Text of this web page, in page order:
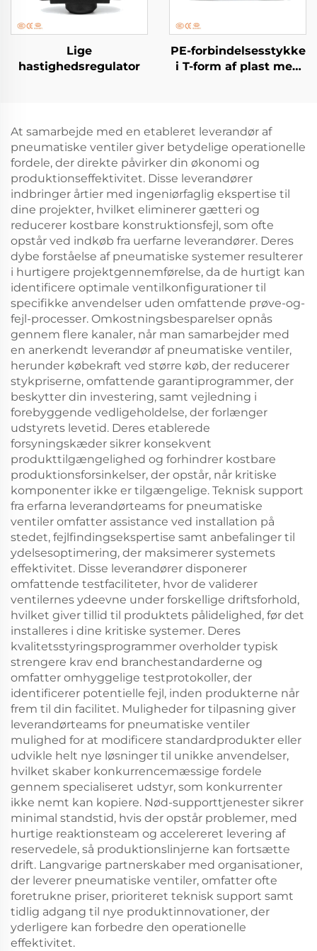
Lige
hastighedsregulator
PE-forbindelsesstykke
i T-form af plast med
At samarbejde med en etableret leverandør af
pneumatiske ventiler giver betydelige operationelle
fordele, der direkte påvirker din økonomi og
produktionseffektivitet. Disse leverandører
indbringer årtier med ingeniørfaglig ekspertise til
dine projekter, hvilket eliminerer gætteri og
reducerer kostbare konstruktionsfejl, som ofte
opstår ved indkøb fra uerfarne leverandører. Deres
dybe forståelse af pneumatiske systemer resulterer
i hurtigere projektgennemførelse, da de hurtigt kan
identificere optimale ventilkonfigurationer til
specifikke anvendelser uden omfattende prøve-og-
fejl-processer. Omkostningsbesparelser opnås
gennem flere kanaler, når man samarbejder med
en anerkendt leverandør af pneumatiske ventiler,
herunder købekraft ved større køb, der reducerer
stykpriserne, omfattende garantiprogrammer, der
beskytter din investering, samt vejledning i
forebyggende vedligeholdelse, der forlænger
udstyrets levetid. Deres etablerede
forsyningskæder sikrer konsekvent
produkttilgængelighed og forhindrer kostbare
produktionsforsinkelser, der opstår, når kritiske
komponenter ikke er tilgængelige. Teknisk support
fra erfarna leverandørteams for pneumatiske
ventiler omfatter assistance ved installation på
stedet, fejlfindingsekspertise samt anbefalinger til
ydelsesoptimering, der maksimerer systemets
effektivitet. Disse leverandører disponerer
omfattende testfaciliteter, hvor de validerer
ventilernes ydeevne under forskellige driftsforhold,
hvilket giver tillid til produktets pålidelighed, før det
installeres i dine kritiske systemer. Deres
kvalitetsstyringsprogrammer overholder typisk
strengere krav end branchestandarderne og
omfatter omhyggelige testprotokoller, der
identificerer potentielle fejl, inden produkterne når
frem til din facilitet. Muligheder for tilpasning giver
leverandørteams for pneumatiske ventiler
mulighed for at modificere standardprodukter eller
udvikle helt nye løsninger til unikke anvendelser,
hvilket skaber konkurrencemæssige fordele
gennem specialiseret udstyr, som konkurrenter
ikke nemt kan kopiere. Nød-supporttjenester sikrer
minimal standstid, hvis der opstår problemer, med
hurtige reaktionsteam og accelereret levering af
reservedele, så produktionslinjerne kan fortsætte
drift. Langvarige partnerskaber med organisationer,
der leverer pneumatiske ventiler, omfatter ofte
foretrukne priser, prioriteret teknisk support samt
tidlig adgang til nye produktinnovationer, der
yderligere kan forbedre den operationelle
effektivitet.